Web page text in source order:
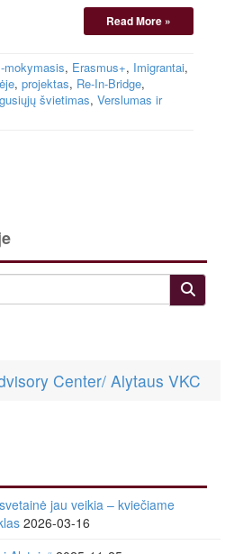
Read More »
mokymasis, Erasmus+, Imigrantai,
, projektas, Re-In-Bridge,
švietimas, Verslumas ir
Center/ Alytaus VKC
jau veikia – kviečiame
2026-03-16